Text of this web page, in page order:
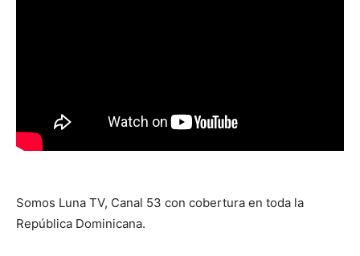
Somos Luna TV, Canal 53 con cobertura en toda la
República Dominicana.